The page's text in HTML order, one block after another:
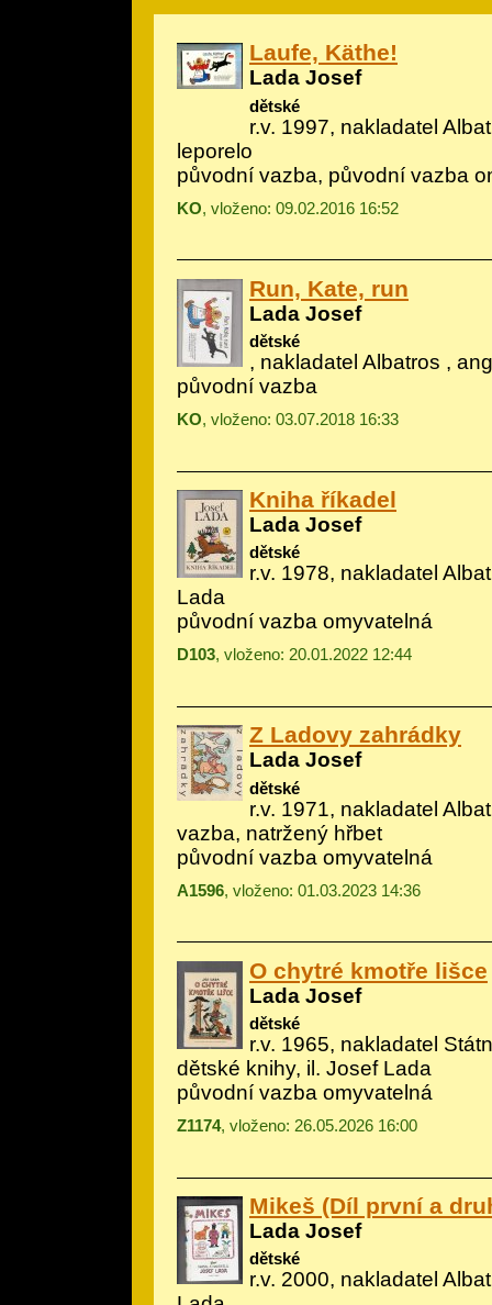
Laufe, Käthe!
Lada Josef
dětské
r.v. 1997, nakladatel
leporelo
původní vazba, původní vazba
KO, vloženo: 09.02.2016 16:52
Run, Kate, run
Lada Josef
dětské
, nakladatel Albatros ,
původní vazba
KO, vloženo: 03.07.2018 16:33
Kniha říkadel
Lada Josef
dětské
r.v. 1978, nakladatel
Lada
původní vazba omyvatelná
D103, vloženo: 20.01.2022 12:44
Z Ladovy zahrádky
Lada Josef
dětské
r.v. 1971, nakladatel
vazba, natržený hřbet
původní vazba omyvatelná
A1596, vloženo: 01.03.2023 14:36
O chytré kmotře lišce
Lada Josef
dětské
r.v. 1965, nakladatel
dětské knihy, il. Josef Lada
původní vazba omyvatelná
Z1174, vloženo: 26.05.2026 16:00
Mikeš (Díl první a
Lada Josef
dětské
r.v. 2000, nakladatel